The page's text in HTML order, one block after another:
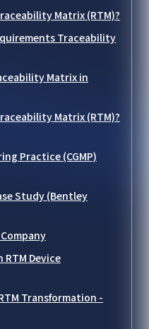
Matrix (RTM)?
Traceability
Matrix in
Matrix (RTM)?
Practice (CGMP)
Study (Bentley
Device
Transformation -